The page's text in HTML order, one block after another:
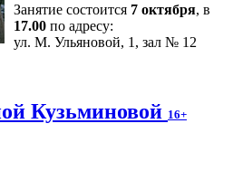
Занятие состоится 7 октября, в
17.00 по адресу:
ул. М. Ульяновой, 1, зал № 12
Кузьминовой 16+